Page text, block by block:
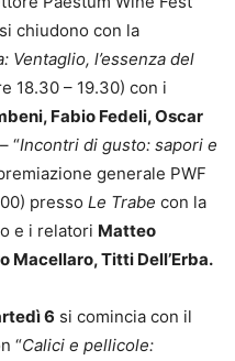
chiudono con la
Ventaglio, l’essenza del
18.30 – 19.30) con i
Fabio Fedeli, Oscar
“Incontri di gusto: sapori e
generale PWF
presso Le Trabe con la
e i relatori Matteo
Macellaro, Titti Dell’Erba.
6 si comincia con il
“Calici e pellicole: